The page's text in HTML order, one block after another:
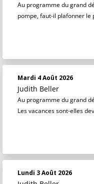
Au programme du grand
pompe, faut-il plafonner le
Mardi 4 Août 2026
Judith Beller
Au programme du grand
Les vacances sont-elles
Lundi 3 Août 2026